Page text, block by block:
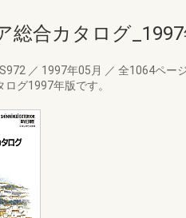
総合カタログ
／ 1997年05月 ／ 全1064ペー
グ1997年版です。